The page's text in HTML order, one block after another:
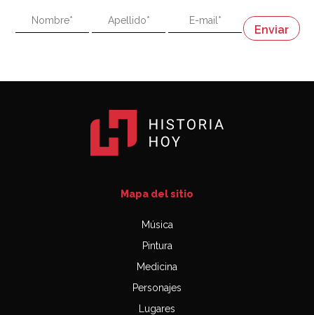
"En política, la estupidez no es una desventaja"
Napoleón
Mapa del sitio
Música
Pintura
Medicina
Personajes
Lugares